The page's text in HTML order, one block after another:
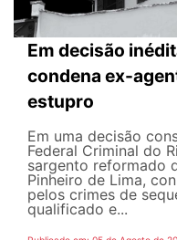
Em decisão
condena ex-
estupro
Em uma decisão
Federal Criminal do
sargento reformado
Pinheiro de Lima,
pelos crimes de
qualificado e...